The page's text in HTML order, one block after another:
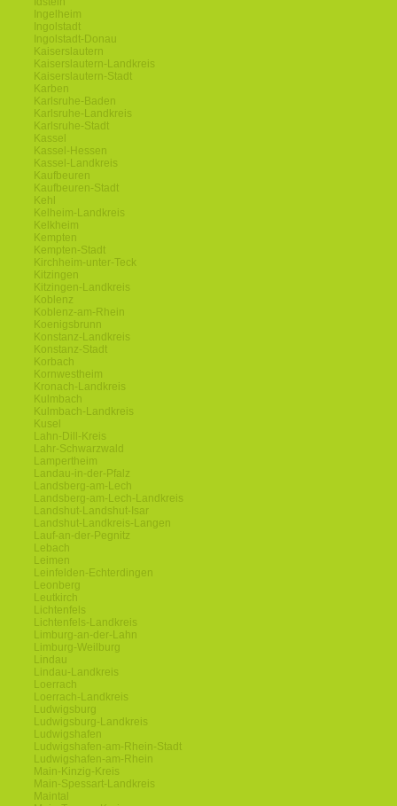
Ingelheim
Ingolstadt
Ingolstadt-Donau
Kaiserslautern
Kaiserslautern-Landkreis
Kaiserslautern-Stadt
Karben
Karlsruhe-Baden
Karlsruhe-Landkreis
Karlsruhe-Stadt
Kassel
Kassel-Hessen
Kassel-Landkreis
Kaufbeuren
Kaufbeuren-Stadt
Kehl
Kelheim-Landkreis
Kelkheim
Kempten
Kempten-Stadt
Kirchheim-unter-Teck
Kitzingen
Kitzingen-Landkreis
Koblenz
Koblenz-am-Rhein
Koenigsbrunn
Konstanz-Landkreis
Konstanz-Stadt
Korbach
Kornwestheim
Kronach-Landkreis
Kulmbach
Kulmbach-Landkreis
Kusel
Lahn-Dill-Kreis
Lahr-Schwarzwald
Lampertheim
Landau-in-der-Pfalz
Landsberg-am-Lech
Landsberg-am-Lech-Landkreis
Landshut-Landshut-Isar
Landshut-Landkreis-Langen
Lauf-an-der-Pegnitz
Lebach
Leimen
Leinfelden-Echterdingen
Leonberg
Leutkirch
Lichtenfels
Lichtenfels-Landkreis
Limburg-an-der-Lahn
Limburg-Weilburg
Lindau
Lindau-Landkreis
Loerrach
Loerrach-Landkreis
Ludwigsburg
Ludwigsburg-Landkreis
Ludwigshafen
Ludwigshafen-am-Rhein-Stadt
Ludwigshafen-am-Rhein
Main-Kinzig-Kreis
Main-Spessart-Landkreis
Maintal